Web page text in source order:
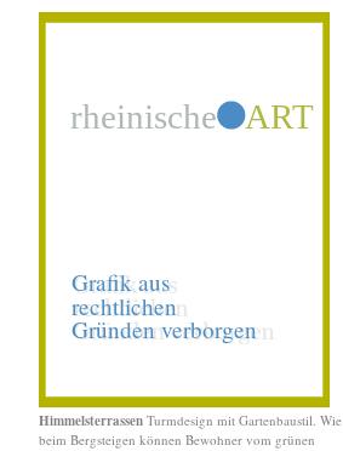
Himmelsterrassen Turmdesign mit Gartenbaustil. Wie
beim Bergsteigen können Bewohner vom grünen